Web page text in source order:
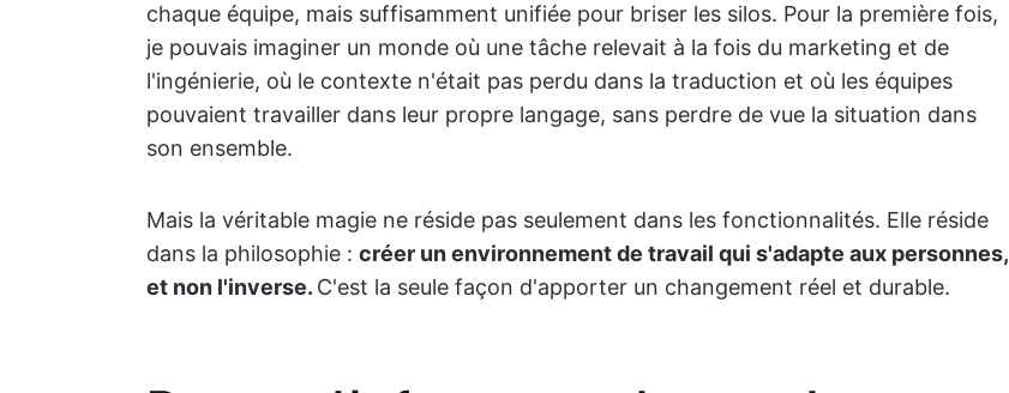
chaque équipe, mais suffisamment unifiée pour briser les silos. Pour la première fois,
je pouvais imaginer un monde où une tâche relevait à la fois du marketing et de
l'ingénierie, où le contexte n'était pas perdu dans la traduction et où les équipes
pouvaient travailler dans leur propre langage, sans perdre de vue la situation dans
son ensemble.
Mais la véritable magie ne réside pas seulement dans les fonctionnalités. Elle réside
dans la philosophie : créer un environnement de travail qui s'adapte aux personnes,
et non l'inverse. C'est la seule façon d'apporter un changement réel et durable.